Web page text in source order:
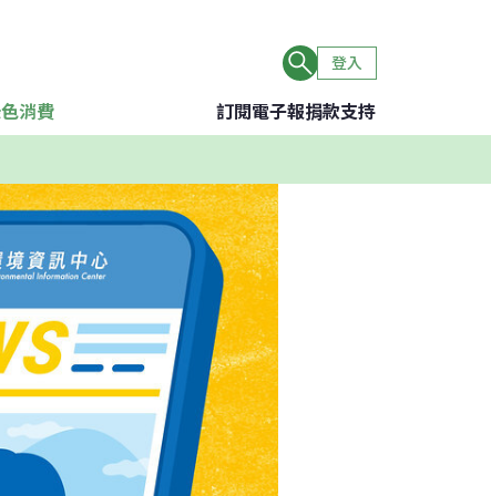
登入
消費 訂閱電子報捐款支持